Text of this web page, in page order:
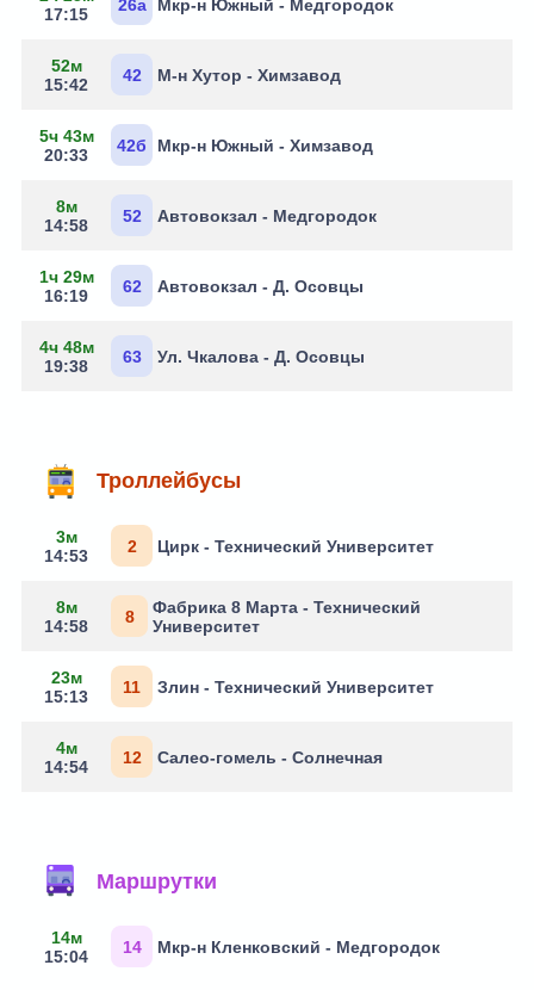
17:15
26а Мкр-н Южный - Медгородок
52м
15:42
42 М-н Хутор - Химзавод
5ч 43м
20:33
42б Мкр-н Южный - Химзавод
8м
14:58
52 Автовокзал - Медгородок
1ч 29м
16:19
62 Автовокзал - Д. Осовцы
4ч 48м
19:38
63 Ул. Чкалова - Д. Осовцы
Троллейбусы
3м
14:53
2 Цирк - Технический Университет
8м
14:58
8
Фабрика 8 Марта - Технический
Университет
23м
15:13
11 Злин - Технический Университет
4м
14:54
12 Салео-гомель - Солнечная
Маршрутки
14м
15:04
14 Мкр-н Кленковский - Медгородок